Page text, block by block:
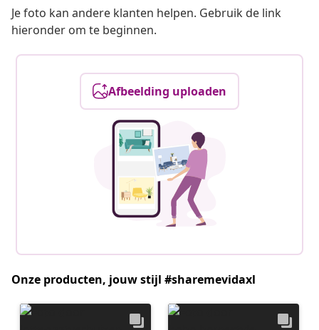
Je foto kan andere klanten helpen. Gebruik de link
hieronder om te beginnen.
Afbeelding uploaden
Onze producten, jouw stijl #sharemevidaxl